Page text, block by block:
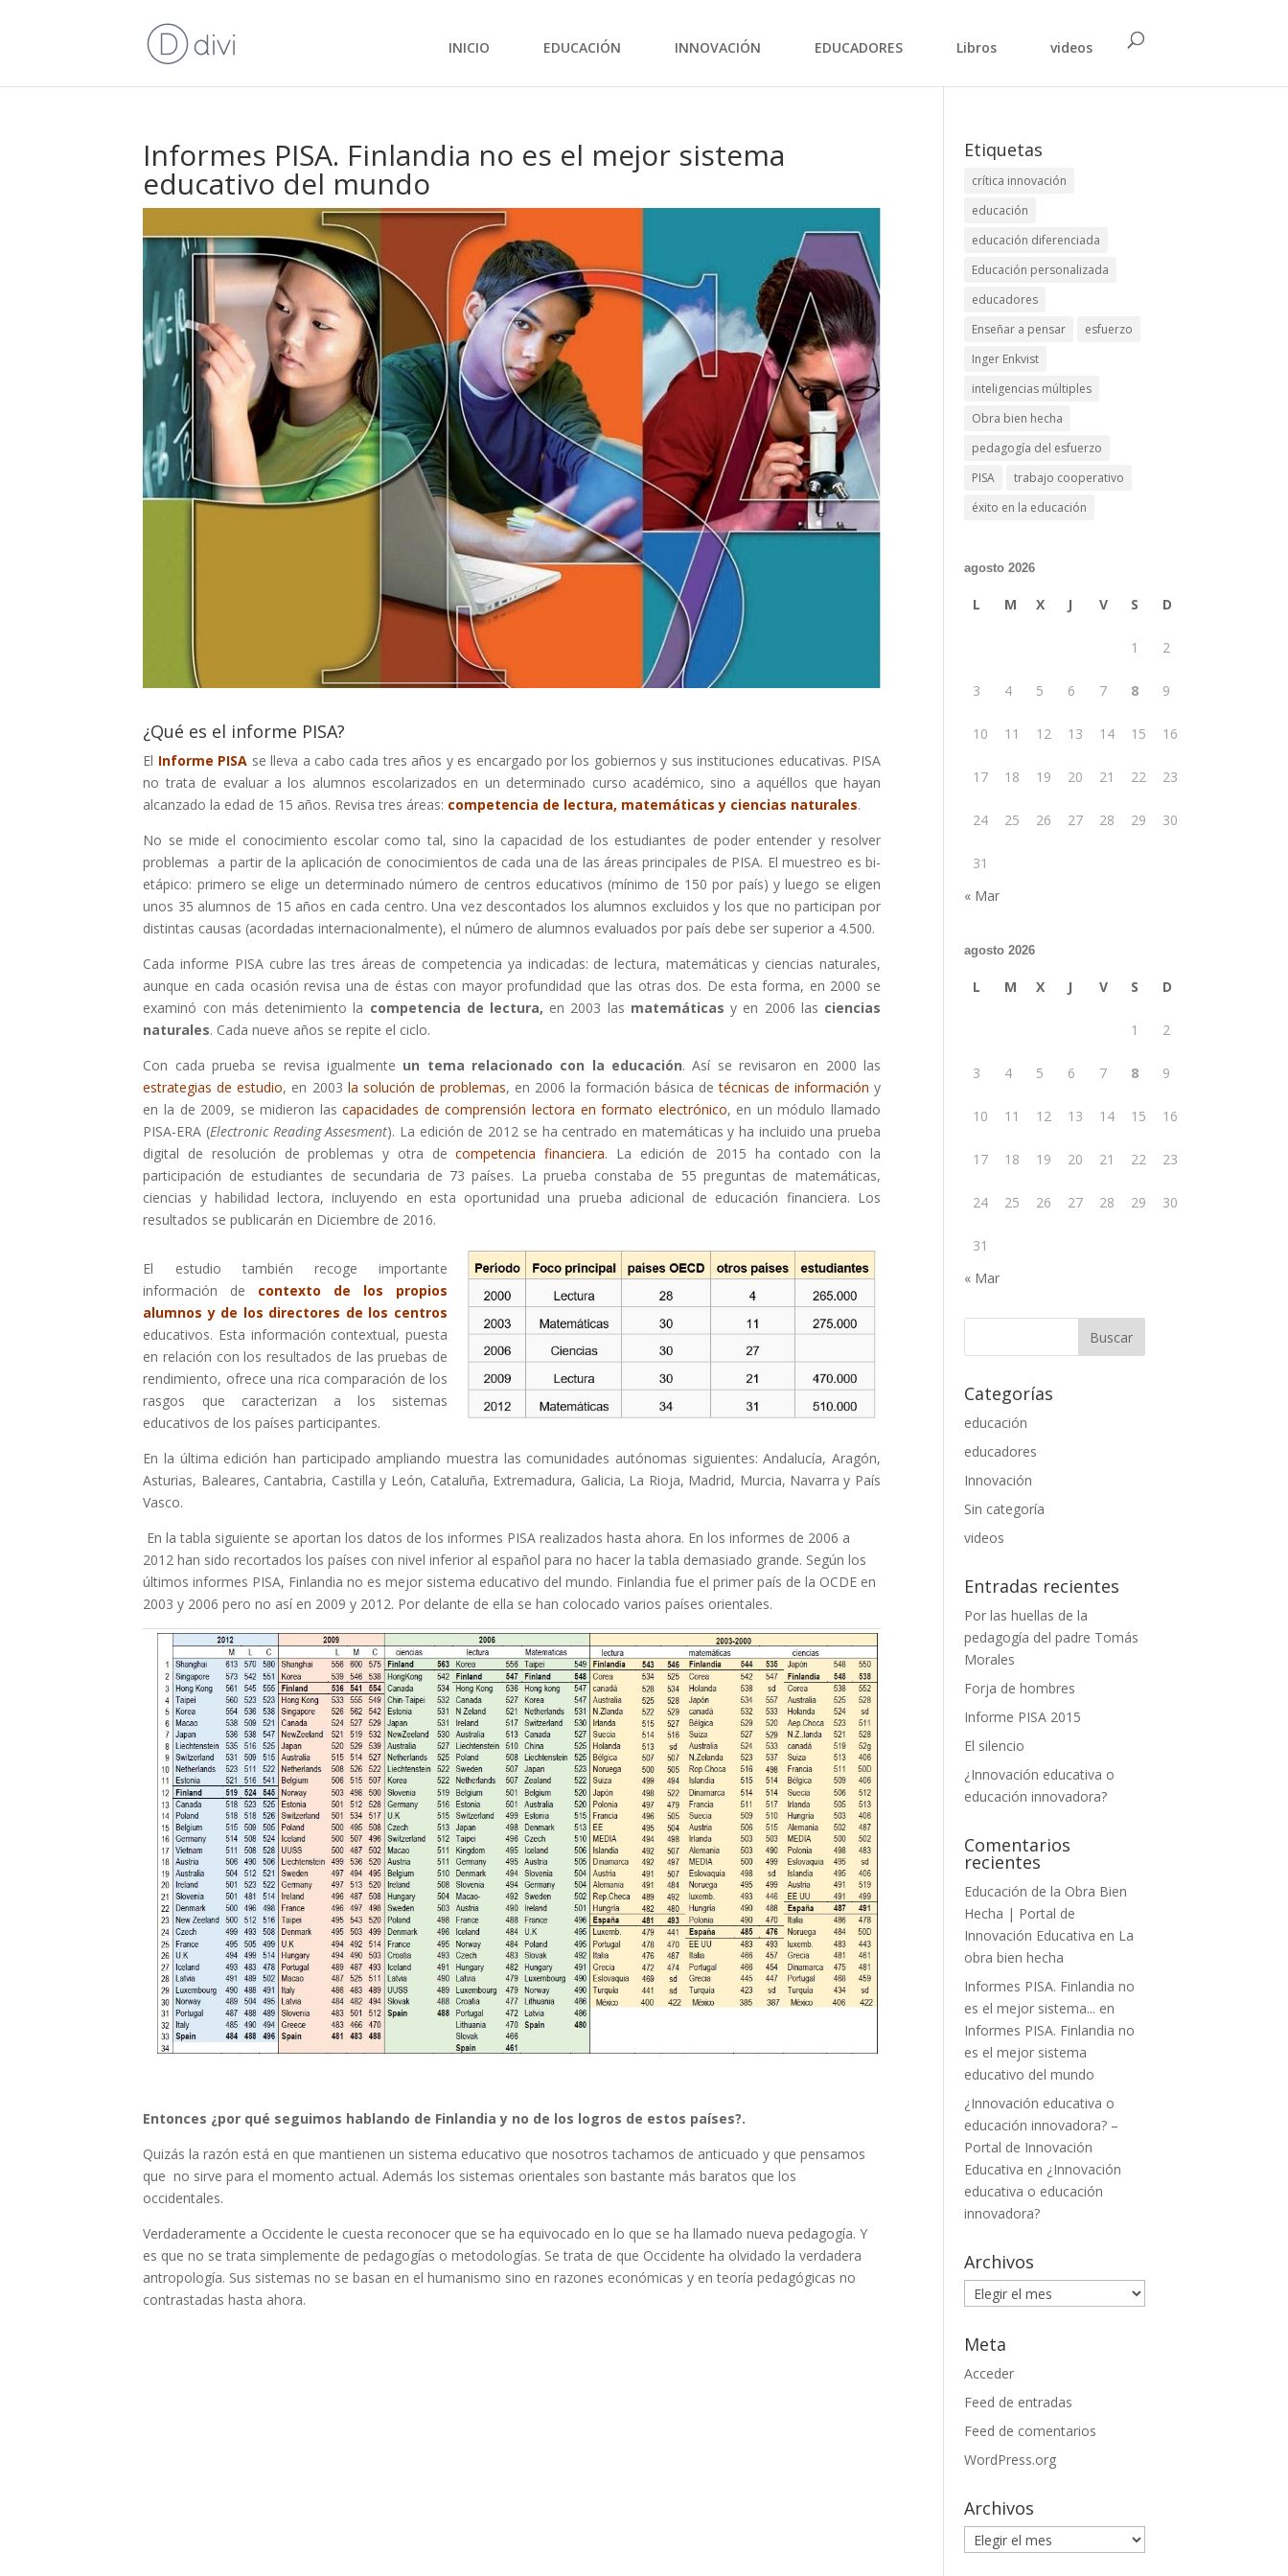
INICIO EDUCACIÓN INNOVACIÓN EDUCADORES Libros videos
Informes PISA. Finlandia no es el mejor sistema
educativo del mundo
¿Qué es el informe PISA?
El Informe PISA se lleva a cabo cada tres años y es encargado por los gobiernos y sus instituciones educativas. PISA
no trata de evaluar a los alumnos escolarizados en un determinado curso académico, sino a aquéllos que hayan
alcanzado la edad de 15 años. Revisa tres áreas: competencia de lectura, matemáticas y ciencias naturales.
No se mide el conocimiento escolar como tal, sino la capacidad de los estudiantes de poder entender y resolver
problemas a partir de la aplicación de conocimientos de cada una de las áreas principales de PISA. El muestreo es bi-
etápico: primero se elige un determinado número de centros educativos (mínimo de 150 por país) y luego se eligen
unos 35 alumnos de 15 años en cada centro. Una vez descontados los alumnos excluidos y los que no participan por
distintas causas (acordadas internacionalmente), el número de alumnos evaluados por país debe ser superior a 4.500.
Cada informe PISA cubre las tres áreas de competencia ya indicadas: de lectura, matemáticas y ciencias naturales,
aunque en cada ocasión revisa una de éstas con mayor profundidad que las otras dos. De esta forma, en 2000 se
examinó con más detenimiento la competencia de lectura, en 2003 las matemáticas y en 2006 las ciencias
naturales. Cada nueve años se repite el ciclo.
Con cada prueba se revisa igualmente un tema relacionado con la educación. Así se revisaron en 2000 las
estrategias de estudio, en 2003 la solución de problemas, en 2006 la formación básica detécnicas de información y
en la de 2009, se midieron lascapacidades de comprensión lectora en formato electrónico, en un módulo llamado
PISA-ERA (Electronic Reading Assesment). La edición de 2012 se ha centrado en matemáticas y ha incluido una prueba
digital de resolución de problemas y otra decompetencia financiera. La edición de 2015 ha contado con la
participación de estudiantes de secundaria de 73 países. La prueba constaba de 55 preguntas de matemáticas,
ciencias y habilidad lectora, incluyendo en esta oportunidad una prueba adicional de educación financiera. Los
resultados se publicarán en Diciembre de 2016.
El estudio también recoge importante
información de contexto de los propios
alumnos y de los directores de los centros
educativos. Esta información contextual, puesta
en relación con los resultados de las pruebas de
rendimiento, ofrece una rica comparación de los
rasgos que caracterizan a los sistemas
educativos de los países participantes.
En la última edición han participado ampliando muestra las comunidades autónomas siguientes: Andalucía, Aragón,
Asturias, Baleares, Cantabria, Castilla y León, Cataluña, Extremadura, Galicia, La Rioja, Madrid, Murcia, Navarra y País
Vasco.
En la tabla siguiente se aportan los datos de los informes PISA realizados hasta ahora. En los informes de 2006 a
2012 han sido recortados los países con nivel inferior al español para no hacer la tabla demasiado grande. Según los
últimos informes PISA, Finlandia no es mejor sistema educativo del mundo. Finlandia fue el primer país de la OCDE en
2003 y 2006 pero no así en 2009 y 2012. Por delante de ella se han colocado varios países orientales.
Entonces ¿por qué seguimos hablando de Finlandia y no de los logros de estos países?.
Quizás la razón está en que mantienen un sistema educativo que nosotros tachamos de anticuado y que pensamos
que no sirve para el momento actual. Además los sistemas orientales son bastante más baratos que los
occidentales.
Verdaderamente a Occidente le cuesta reconocer que se ha equivocado en lo que se ha llamado nueva pedagogía. Y
es que no se trata simplemente de pedagogías o metodologías. Se trata de que Occidente ha olvidado la verdadera
antropología. Sus sistemas no se basan en el humanismo sino en razones económicas y en teoría pedagógicas no
contrastadas hasta ahora.
Etiquetas
crítica innovación
educación
educación diferenciada
Educación personalizada
educadores
Enseñar a pensar
esfuerzo
Inger Enkvist
inteligencias múltiples
Obra bien hecha
pedagogía del esfuerzo
PISA
trabajo cooperativo
éxito en la educación
agosto 2026
L M X J V S D
1 2
3 4 5 6 7 8 9
10 11 12 13 14 15 16
17 18 19 20 21 22 23
24 25 26 27 28 29 30
31
« Mar
agosto 2026
L M X J V S D
1 2
3 4 5 6 7 8 9
10 11 12 13 14 15 16
17 18 19 20 21 22 23
24 25 26 27 28 29 30
31
« Mar
Categorías
educación
educadores
Innovación
Sin categoría
videos
Entradas recientes
Por las huellas de la
pedagogía del padre Tomás
Morales
Forja de hombres
Informe PISA 2015
El silencio
¿Innovación educativa o
educación innovadora?
Comentarios
recientes
Educación de la Obra Bien
Hecha | Portal de
Innovación Educativa en La
obra bien hecha
Informes PISA. Finlandia no
es el mejor sistema... en
Informes PISA. Finlandia no
es el mejor sistema
educativo del mundo
¿Innovación educativa o
educación innovadora? –
Portal de Innovación
Educativa en ¿Innovación
educativa o educación
innovadora?
Archivos
Archivos
Meta
Acceder
Feed de entradas
Feed de comentarios
WordPress.org
Archivos
Archivos